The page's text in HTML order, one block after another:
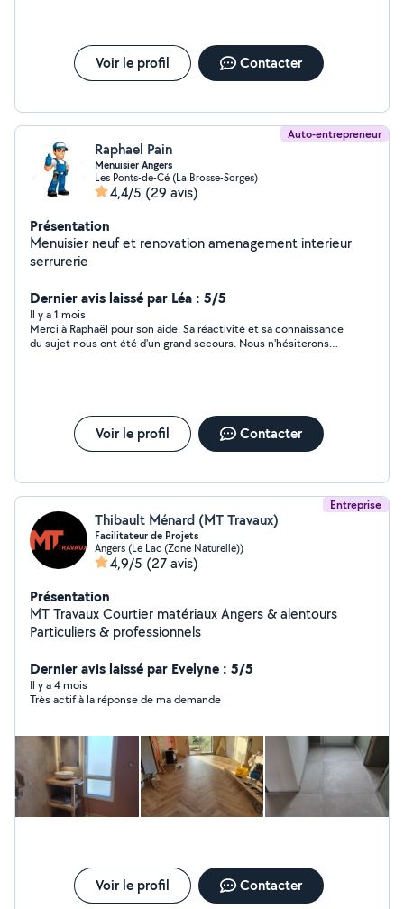
Voir le profil Contacter
Auto-entrepreneur
Raphael Pain
Menuisier Angers
Les Ponts-de-Cé (La Brosse-Sorges)
4,4/5 (29 avis)
Présentation
Menuisier neuf et renovation amenagement interieur
serrurerie
Dernier avis laissé par Léa : 5/5
Il y a 1 mois
Merci à Raphaël pour son aide. Sa réactivité et sa connaissance
du sujet nous ont été d'un grand secours. Nous n'hésiterons
Voir le profil Contacter
Entreprise
Thibault Ménard (MT Travaux)
Facilitateur de Projets
Angers (Le Lac (Zone Naturelle))
4,9/5 (27 avis)
Présentation
MT Travaux Courtier matériaux Angers & alentours
Particuliers & professionnels
Dernier avis laissé par Evelyne : 5/5
Il y a 4 mois
Très actif à la réponse de ma demande
Voir le profil Contacter